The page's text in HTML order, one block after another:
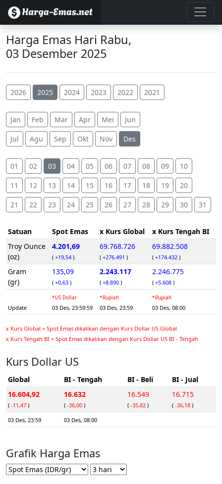
Harga Emas Hari Rabu,
03 Desember 2025
2026 2025 2024 2023 2022 2021
Jan Feb Mar Apr Mei Jun
Jul Agu Sep Okt Nov Des
01 02 03 04 05 06 07 08 09 10
11 12 13 14 15 16 17 18 19 20
21 22 23 24 25 26 27 28 29 30 31
Satuan Spot Emas x Kurs Global
x Kurs Tengah BI
Troy Ounce
(oz)
4.201,69
( +19,54 )
69.768.726
( +276.491 )
69.882.508
( +174.432 )
Gram
(gr)
135,09
( +0,63 )
2.243.117
( +8.890 )
2.246.775
( +5.608 )
Update
*US Dollar
03 Des, 23:59:59
*Rupiah
03 Des, 23:59
*Rupiah
03 Des, 08:00
x Kurs Global = Spot Emas dikalikan dengan Kurs Dollar US Global
x Kurs Tengah BI = Spot Emas dikalikan dengan Kurs Dollar US BI - Tengah
Kurs Dollar US
Global BI - Tengah BI - Beli
BI - Jual
16.604,92
( -11,47 )
16.632
( -36,00 )
16.549
( -35,82 )
16.715
( -36,18 )
03 Des, 23:59
03 Des, 08:00
Grafik Harga Emas